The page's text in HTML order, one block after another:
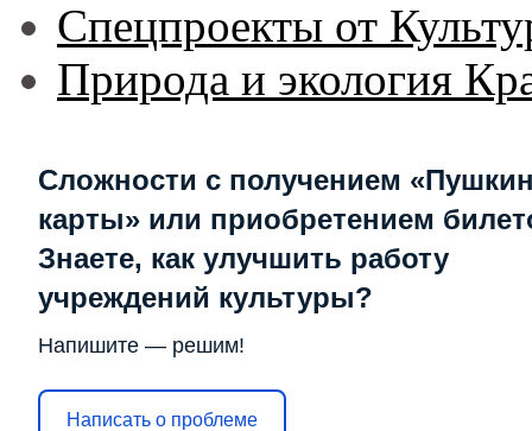
Спецпроекты от
Природа и экология
Сложности с получением
карты» или приобретением
Знаете, как улучшить работу
учреждений культуры?
Напишите — решим!
Написать о проблеме